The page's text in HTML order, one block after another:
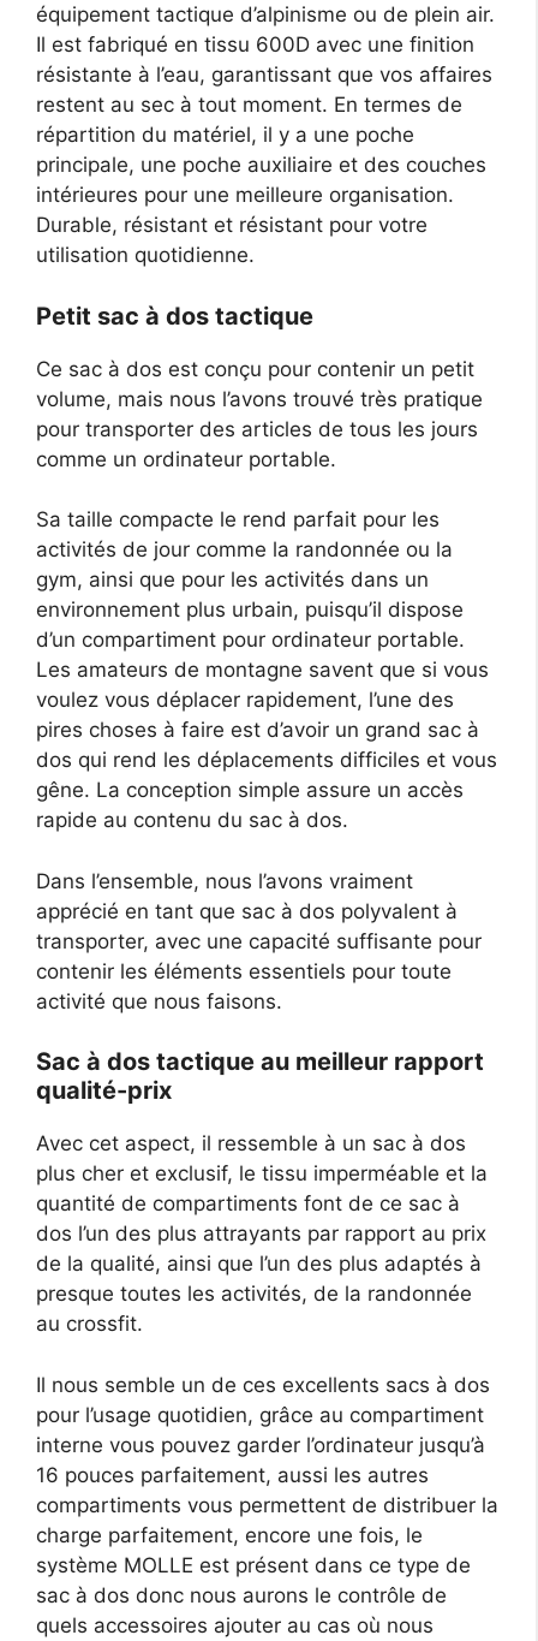
équipement tactique d’alpinisme ou de plein air.
Il est fabriqué en tissu 600D avec une finition
résistante à l’eau, garantissant que vos affaires
restent au sec à tout moment. En termes de
répartition du matériel, il y a une poche
principale, une poche auxiliaire et des couches
intérieures pour une meilleure organisation.
Durable, résistant et résistant pour votre
utilisation quotidienne.
Petit sac à dos tactique
Ce sac à dos est conçu pour contenir un petit
volume, mais nous l’avons trouvé très pratique
pour transporter des articles de tous les jours
comme un ordinateur portable.
Sa taille compacte le rend parfait pour les
activités de jour comme la randonnée ou la
gym, ainsi que pour les activités dans un
environnement plus urbain, puisqu’il dispose
d’un compartiment pour ordinateur portable.
Les amateurs de montagne savent que si vous
voulez vous déplacer rapidement, l’une des
pires choses à faire est d’avoir un grand sac à
dos qui rend les déplacements difficiles et vous
gêne. La conception simple assure un accès
rapide au contenu du sac à dos.
Dans l’ensemble, nous l’avons vraiment
apprécié en tant que sac à dos polyvalent à
transporter, avec une capacité suffisante pour
contenir les éléments essentiels pour toute
activité que nous faisons.
Sac à dos tactique au meilleur rapport
qualité-prix
Avec cet aspect, il ressemble à un sac à dos
plus cher et exclusif, le tissu imperméable et la
quantité de compartiments font de ce sac à
dos l’un des plus attrayants par rapport au prix
de la qualité, ainsi que l’un des plus adaptés à
presque toutes les activités, de la randonnée
au crossfit.
Il nous semble un de ces excellents sacs à dos
pour l’usage quotidien, grâce au compartiment
interne vous pouvez garder l’ordinateur jusqu’à
16 pouces parfaitement, aussi les autres
compartiments vous permettent de distribuer la
charge parfaitement, encore une fois, le
système MOLLE est présent dans ce type de
sac à dos donc nous aurons le contrôle de
quels accessoires ajouter au cas où nous